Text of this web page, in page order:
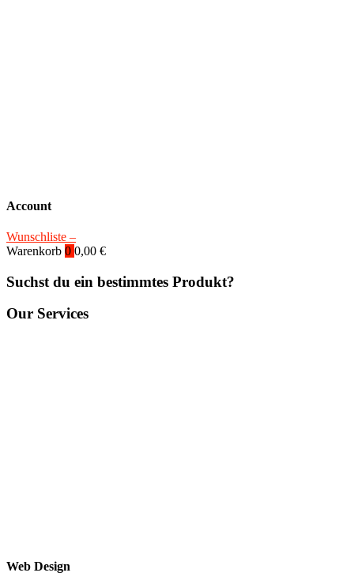
Account
Wunschliste –
Warenkorb 0 0,00 €
Suchst du ein bestimmtes Produkt?
Our Services
Web Design